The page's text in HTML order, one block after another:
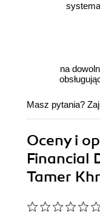
na
Masz pytania?
Oceny i
Financial
Tamer